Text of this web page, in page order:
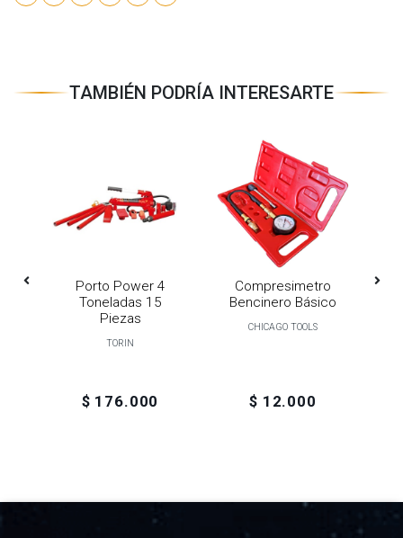
TAMBIÉN PODRÍA INTERESARTE
Porto Power 4
Toneladas 15
Piezas
TORIN
$ 176.000
Compresimetro
Bencinero Básico
CHICAGO TOOLS
$ 12.000